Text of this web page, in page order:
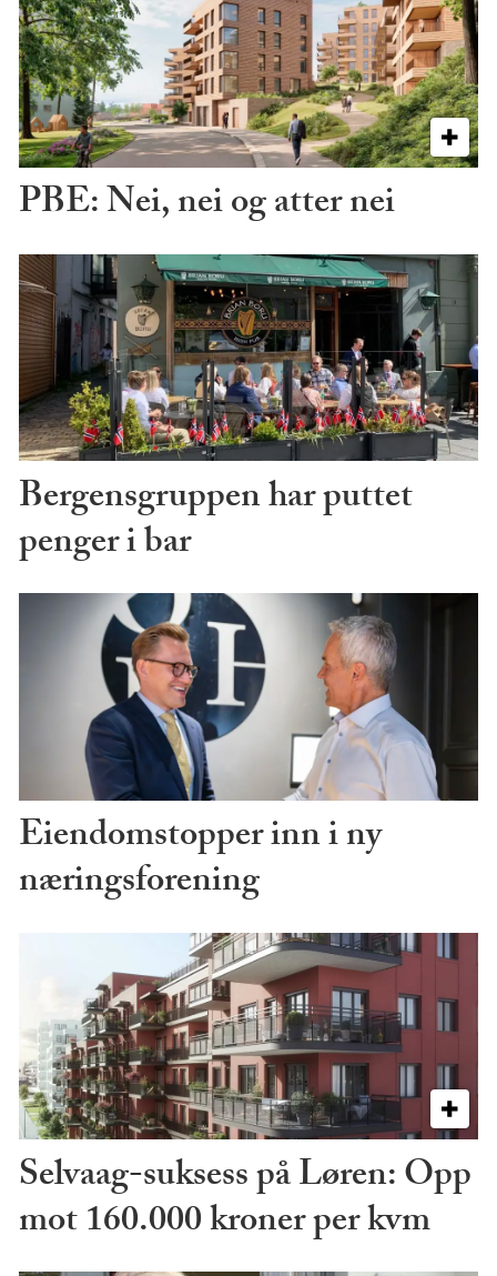
PBE: Nei, nei og atter nei
Bergensgruppen har puttet
penger i bar
Eiendomstopper inn i ny
næringsforening
Selvaag-suksess på Løren: Opp
mot 160.000 kroner per kvm